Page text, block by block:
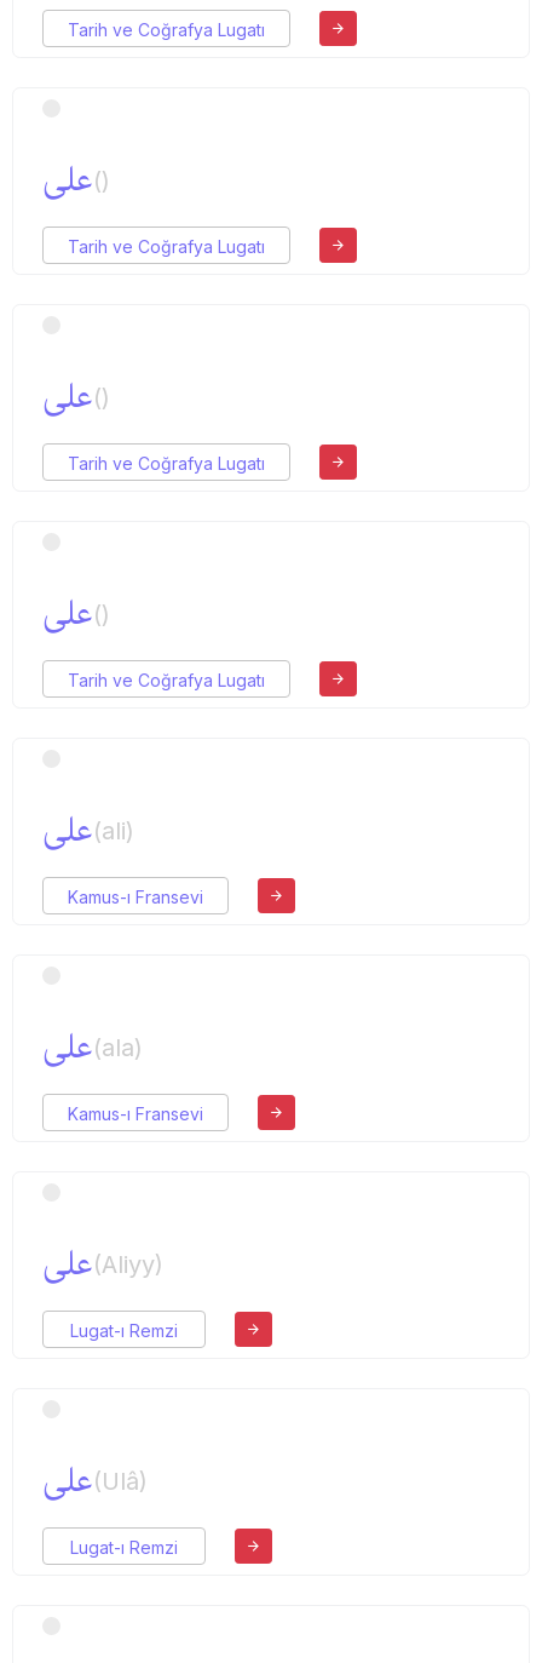
Tarih ve Coğrafya Lugatı
علی()
Tarih ve Coğrafya Lugatı
علی()
Tarih ve Coğrafya Lugatı
علی()
Tarih ve Coğrafya Lugatı
علی(ali)
Kamus-ı Fransevi
علی(ala)
Kamus-ı Fransevi
علی(Aliyy)
Lugat-ı Remzi
علی(Ulâ)
Lugat-ı Remzi